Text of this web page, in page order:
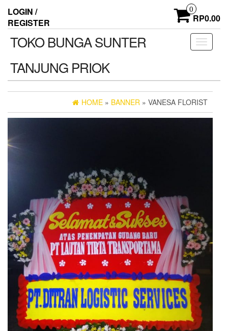
the
content
LOGIN /
REGISTER
0
RP0.00
Toggle
TOKO BUNGA SUNTER
TANJUNG PRIOK
HOME » BANNER » VANESA FLORIST